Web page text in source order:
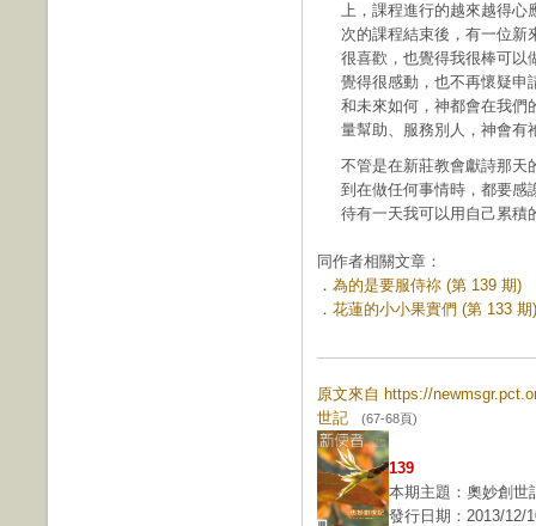
上，課程進行的越來越得心
次的課程結束後，有一位新
很喜歡，也覺得我很棒可以
覺得很感動，也不再懷疑申
和未來如何，神都會在我們
量幫助、服務別人，神會有
不管是在新莊教會獻詩那天
到在做任何事情時，都要感
待有一天我可以用自己累積
同作者相關文章：
． 為的是要服侍祢 (第 139 期)
． 花蓮的小小果實們 (第 133 期)
原文來自 https://
世記 (67-68頁)
139
本期主題：奧妙創世
發行日期：2013/12/